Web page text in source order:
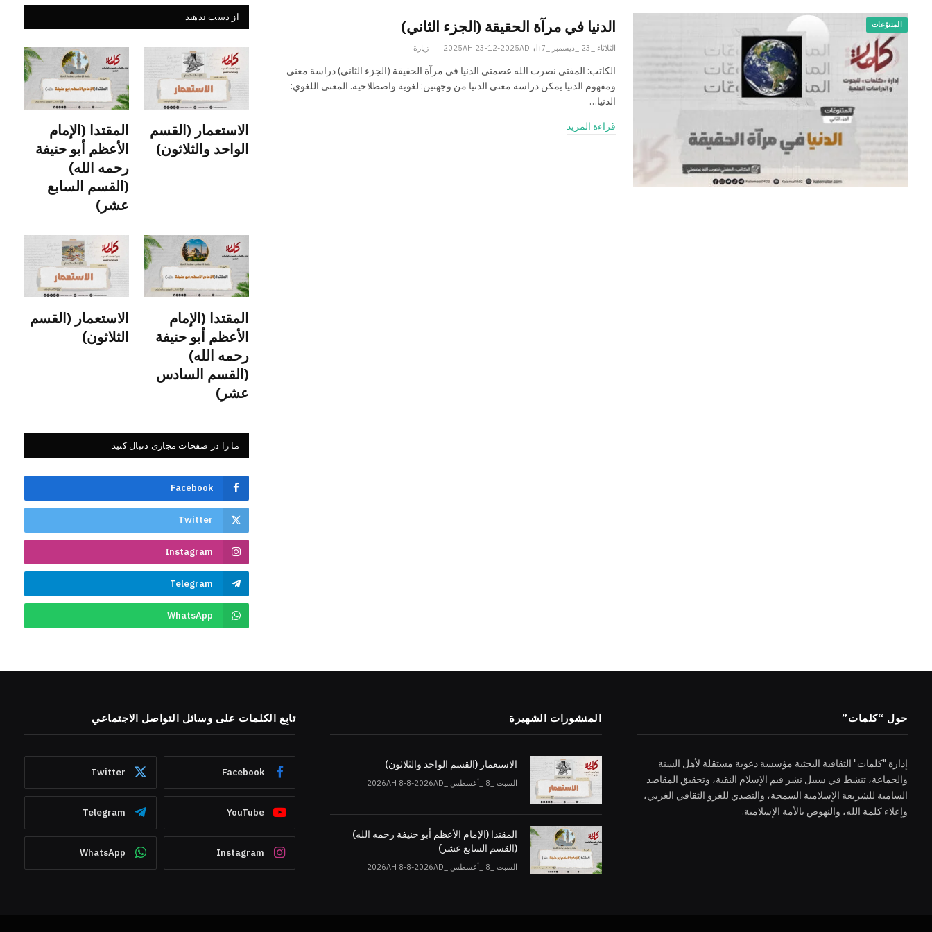
المتنوّعات الدنيا في مرآة الحقيقة (الجزء الثاني)
الثلاثاء _23 _ديسمبر _2025AH 23-12-2025AD 7 زيارة
الكاتب: المفتی نصرت ‌الله عصمتي الدنيا في مرآة الحقيقة (الجزء الثاني) دراسة معنى
ومفهوم الدنيا يمكن دراسة معنى الدنيا من وجهتين: لغوية واصطلاحية. المعنى اللغوي:
الدنيا…
قراءة المزيد
از دست ندهید
الاستعمار (القسم
الواحد والثلاثون)
المقتدا (الإمام
الأعظم أبو حنيفة
رحمه الله)
(القسم السابع
عشر)
المقتدا (الإمام
الأعظم أبو حنيفة
رحمه الله)
(القسم السادس
عشر)
الاستعمار (القسم
الثلاثون)
ما را در صفحات مجازی دنبال کنید
Facebook
Twitter
Instagram
Telegram
WhatsApp
حول “كلمات”
إدارة "كلمات" الثقافية البحثية مؤسسة دعوية مستقلة لأهل السنة
والجماعة، تنشط في سبيل نشر قيم الإسلام النقية، وتحقيق المقاصد
السامية للشريعة الإسلامية السمحة، والتصدي للغزو الثقافي الغربي،
وإعلاء كلمة الله، والنهوض بالأمة الإسلامية.
المنشورات الشهيرة
الاستعمار (القسم الواحد والثلاثون)
السبت _8 _أغسطس _2026AH 8-8-2026AD
المقتدا (الإمام الأعظم أبو حنيفة رحمه الله)
(القسم السابع عشر)
السبت _8 _أغسطس _2026AH 8-8-2026AD
تابِع الكلمات على وسائل التواصل الاجتماعي
Facebook
Twitter
YouTube
Telegram
Instagram
WhatsApp